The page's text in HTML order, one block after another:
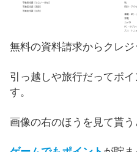
無料の資料請求からクレジ
引っ越しや旅行だってポ
す。
画像の右のほうを見て貰う